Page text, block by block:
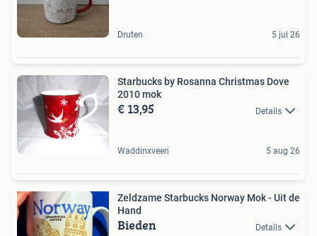
Druten 5 jul 26
Starbucks by Rosanna Christmas Dove
2010 mok
€ 13,95 Details
Waddinxveen 5 aug 26
Zeldzame Starbucks Norway Mok - Uit de
Hand
Bieden Details